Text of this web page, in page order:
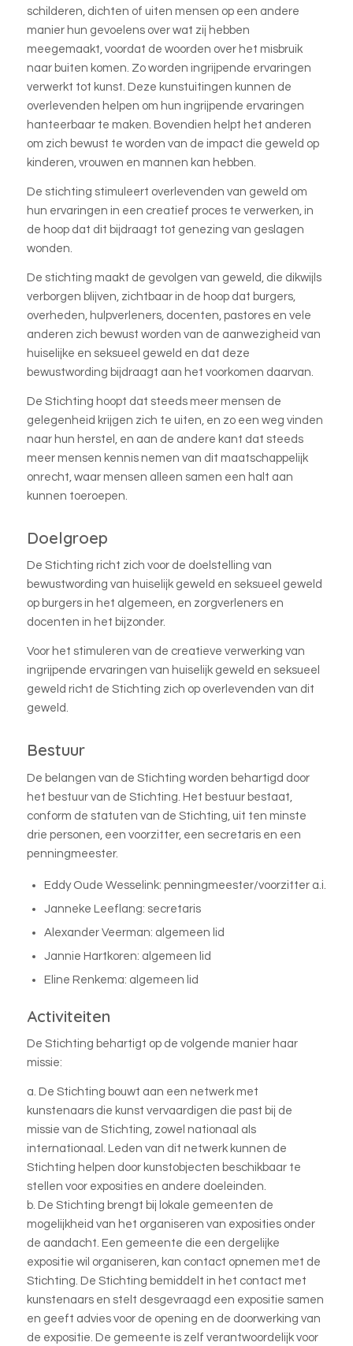
schilderen, dichten of uiten mensen op een andere
manier hun gevoelens over wat zij hebben
meegemaakt, voordat de woorden over het misbruik
naar buiten komen. Zo worden ingrijpende ervaringen
verwerkt tot kunst. Deze kunstuitingen kunnen de
overlevenden helpen om hun ingrijpende ervaringen
hanteerbaar te maken. Bovendien helpt het anderen
om zich bewust te worden van de impact die geweld op
kinderen, vrouwen en mannen kan hebben.
De stichting stimuleert overlevenden van geweld om
hun ervaringen in een creatief proces te verwerken, in
de hoop dat dit bijdraagt tot genezing van geslagen
wonden.
De stichting maakt de gevolgen van geweld, die dikwijls
verborgen blijven, zichtbaar in de hoop dat burgers,
overheden, hulpverleners, docenten, pastores en vele
anderen zich bewust worden van de aanwezigheid van
huiselijke en seksueel geweld en dat deze
bewustwording bijdraagt aan het voorkomen daarvan.
De Stichting hoopt dat steeds meer mensen de
gelegenheid krijgen zich te uiten, en zo een weg vinden
naar hun herstel, en aan de andere kant dat steeds
meer mensen kennis nemen van dit maatschappelijk
onrecht, waar mensen alleen samen een halt aan
kunnen toeroepen.
Doelgroep
De Stichting richt zich voor de doelstelling van
bewustwording van huiselijk geweld en seksueel geweld
op burgers in het algemeen, en zorgverleners en
docenten in het bijzonder.
Voor het stimuleren van de creatieve verwerking van
ingrijpende ervaringen van huiselijk geweld en seksueel
geweld richt de Stichting zich op overlevenden van dit
geweld.
Bestuur
De belangen van de Stichting worden behartigd door
het bestuur van de Stichting. Het bestuur bestaat,
conform de statuten van de Stichting, uit ten minste
drie personen, een voorzitter, een secretaris en een
penningmeester.
Eddy Oude Wesselink: penningmeester/voorzitter a.i.
Janneke Leeflang: secretaris
Alexander Veerman: algemeen lid
Jannie Hartkoren: algemeen lid
Eline Renkema: algemeen lid
Activiteiten
De Stichting behartigt op de volgende manier haar
missie:
a. De Stichting bouwt aan een netwerk met
kunstenaars die kunst vervaardigen die past bij de
missie van de Stichting, zowel nationaal als
internationaal. Leden van dit netwerk kunnen de
Stichting helpen door kunstobjecten beschikbaar te
stellen voor exposities en andere doeleinden.
b. De Stichting brengt bij lokale gemeenten de
mogelijkheid van het organiseren van exposities onder
de aandacht. Een gemeente die een dergelijke
expositie wil organiseren, kan contact opnemen met de
Stichting. De Stichting bemiddelt in het contact met
kunstenaars en stelt desgevraagd een expositie samen
en geeft advies voor de opening en de doorwerking van
de expositie. De gemeente is zelf verantwoordelijk voor